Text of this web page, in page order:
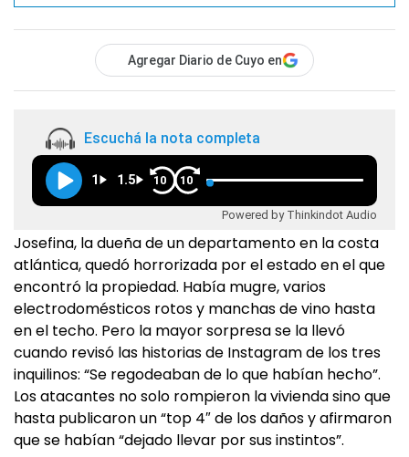
Agregar Diario de Cuyo en
Escuchá la nota completa
1 1.5 10 10
Powered by Thinkindot Audio
Josefina, la dueña de un departamento en la costa
atlántica, quedó horrorizada por el estado en el que
encontró la propiedad. Había mugre, varios
electrodomésticos rotos y manchas de vino hasta
en el techo. Pero la mayor sorpresa se la llevó
cuando revisó las historias de Instagram de los tres
inquilinos: “Se regodeaban de lo que habían hecho”.
Los atacantes no solo rompieron la vivienda sino que
hasta publicaron un “top 4″ de los daños y afirmaron
que se habían “dejado llevar por sus instintos”.